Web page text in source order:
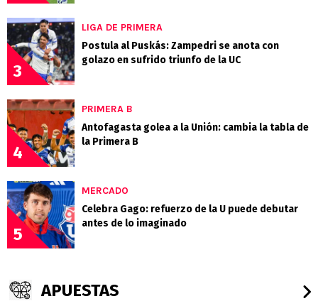
3
LIGA DE PRIMERA
Postula al Puskás: Zampedri se anota con
golazo en sufrido triunfo de la UC
4
PRIMERA B
Antofagasta golea a la Unión: cambia la tabla de
la Primera B
5
MERCADO
Celebra Gago: refuerzo de la U puede debutar
antes de lo imaginado
APUESTAS